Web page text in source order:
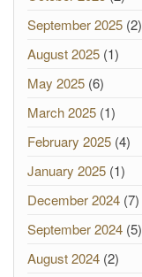
September 2025 (2)
August 2025 (1)
May 2025 (6)
March 2025 (1)
February 2025 (4)
January 2025 (1)
December 2024 (7)
September 2024 (5)
August 2024 (2)